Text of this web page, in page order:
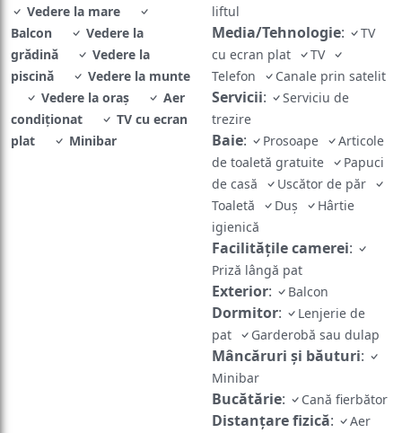
Vedere la mare
Balcon
Vedere la
grădină
Vedere la
piscină
Vedere la munte
Vedere la oraș
Aer
condiţionat
TV cu ecran
plat
Minibar
liftul
Media/Tehnologie:
TV
cu ecran plat
TV
Telefon
Canale prin satelit
Servicii:
Serviciu de
trezire
Baie: Prosoape
Articole
de toaletă gratuite
Papuci
de casă
Uscător de păr
Toaletă
Duş
Hârtie
igienică
Facilităţile camerei:
Priză lângă pat
Exterior: Balcon
Dormitor:
Lenjerie de
pat
Garderobă sau dulap
Mâncăruri și băuturi:
Minibar
Bucătărie: Cană fierbător
Distanțare fizică:
Aer